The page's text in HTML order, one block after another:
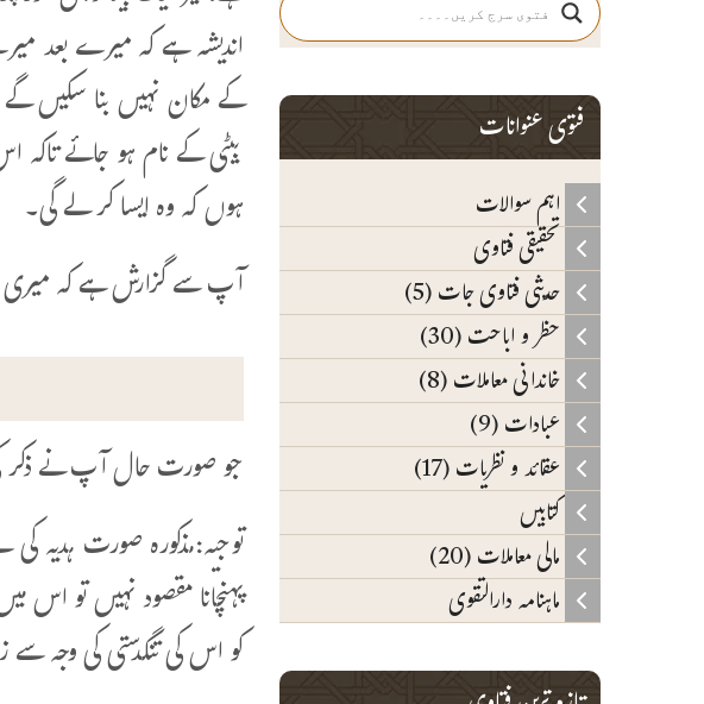
اندیشہ ہے کہ میرے بعد
کے مکان نہیں بنا سکیں
بیٹی کے نام ہو جائے
ہوں کہ وہ ایسا کر لے گی۔
آپ سے گزارش ہے کہ میری
جو صورت حال آپ نے ذکر کی
توجیہ:مذکورہ صورت ہدیہ
پہنچانا مقصود نہیں تو
کو اس کی تنگدستی کی وجہ
فتوی عنوانات
اہم سوالات
تحقیقی فتاوی
حدیثی فتاوی جات (5)
حظر و اباحت (30)
خاندانی معاملات (8)
عبادات (9)
عقائد و نظریات (17)
کتابیں
مالی معاملات (20)
ماہنامہ دارالتقوی